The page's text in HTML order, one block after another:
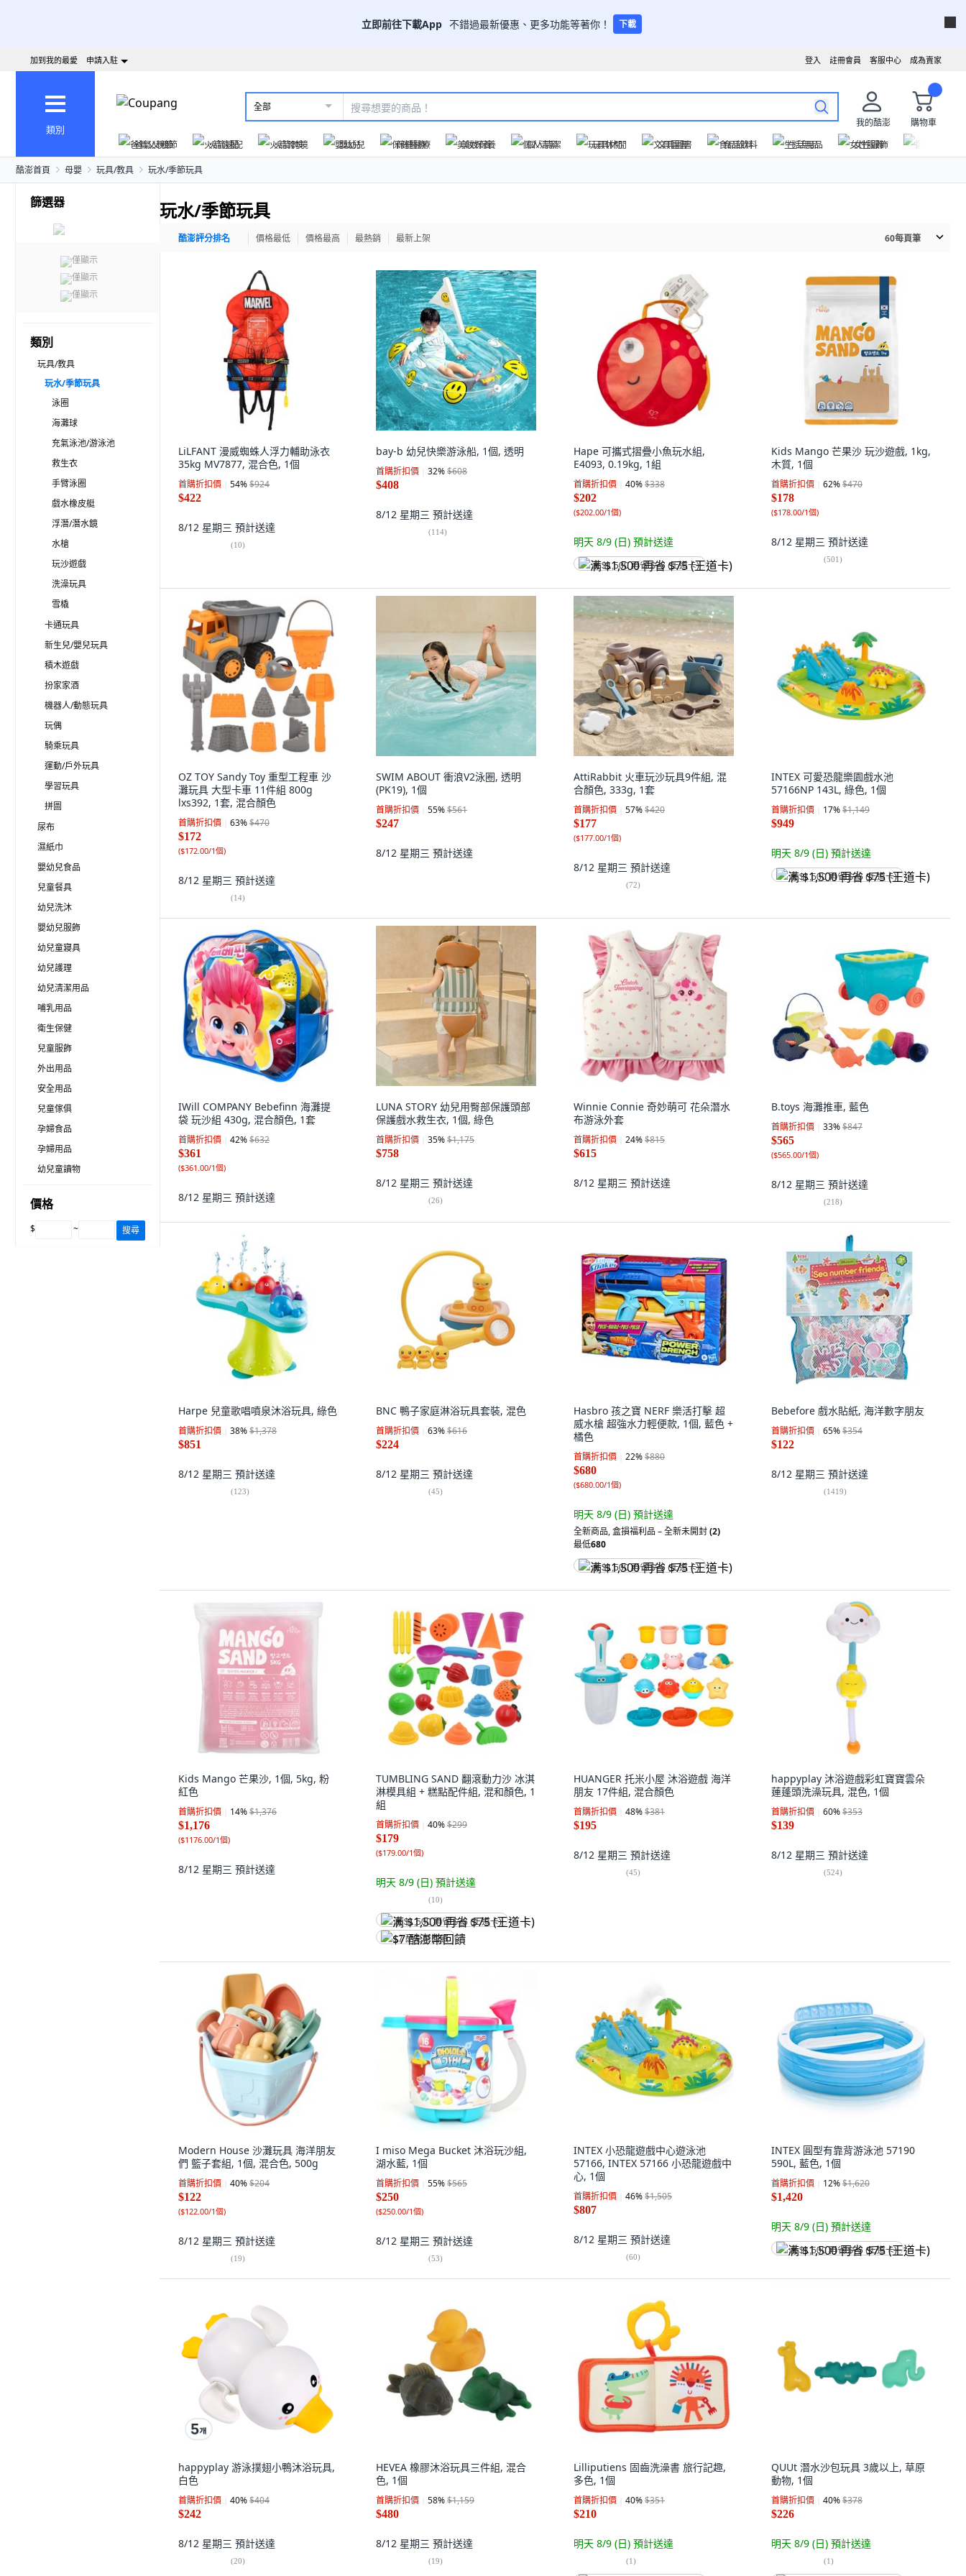
立即前往下載App 不錯過最新優惠、更多功能等著你！ 下載
成為賣家
客服中心
註冊會員
登入
加到我的最愛 申請入駐
類別
全部
我的酷澎
購物車
爸氣父親節
火箭速配 火箭跨境 嬰幼兒 保健醫療 美妝保養 個人清潔 玩具休閒 文具圖書 食品飲料 生活用品 女性服飾
酷澎首頁 母嬰 玩具/教具 玩水/季節玩具
篩選器
僅顯示
僅顯示
僅顯示
類別
玩具/教具
玩水/季節玩具
泳圈
海灘球
充氣泳池/游泳池
救生衣
手臂泳圈
戲水橡皮艇
浮潛/潛水鏡
水槍
玩沙遊戲
洗澡玩具
雪橇
卡通玩具
新生兒/嬰兒玩具
積木遊戲
扮家家酒
機器人/動態玩具
玩偶
騎乘玩具
運動/戶外玩具
學習玩具
拼圖
尿布
濕紙巾
嬰幼兒食品
兒童餐具
幼兒洗沐
嬰幼兒服飾
幼兒童寢具
幼兒護理
幼兒清潔用品
哺乳用品
衛生保健
兒童服飾
外出用品
安全用品
兒童傢俱
孕婦食品
孕婦用品
幼兒童讀物
價格
$ ~ 搜尋
玩水/季節玩具
酷澎評分排名 價格最低 價格最高 最熱銷 最新上架 60每頁筆
LiLFANT 漫威蜘蛛人浮力輔助泳衣
35kg MV7877, 混合色, 1個
首購折扣價 54%$924
$422
8/12 星期三 預計送達
(10)
bay-b 幼兒快樂游泳船, 1個, 透明
首購折扣價 32%$608
$408
8/12 星期三 預計送達
(114)
Hape 可攜式摺疊小魚玩水組,
E4093, 0.19kg, 1組
首購折扣價 40%$338
$202
($202.00/1個)
明天 8/9 (日) 預計送達
满 $1,500 再省 $75 (王道卡)
Kids Mango 芒果沙 玩沙遊戲, 1kg,
木質, 1個
首購折扣價 62%$470
$178
($178.00/1個)
8/12 星期三 預計送達
(501)
OZ TOY Sandy Toy 重型工程車 沙
灘玩具 大型卡車 11件組 800g
lxs392, 1套, 混合顏色
首購折扣價 63%$470
$172
($172.00/1個)
8/12 星期三 預計送達
(14)
SWIM ABOUT 衝浪V2泳圈, 透明
(PK19), 1個
首購折扣價 55%$561
$247
8/12 星期三 預計送達
AttiRabbit 火車玩沙玩具9件組, 混
合顏色, 333g, 1套
首購折扣價 57%$420
$177
($177.00/1個)
8/12 星期三 預計送達
(72)
INTEX 可愛恐龍樂園戲水池
57166NP 143L, 綠色, 1個
首購折扣價 17%$1,149
$949
明天 8/9 (日) 預計送達
满 $1,500 再省 $75 (王道卡)
IWill COMPANY Bebefinn 海灘提
袋 玩沙組 430g, 混合顏色, 1套
首購折扣價 42%$632
$361
($361.00/1個)
8/12 星期三 預計送達
LUNA STORY 幼兒用臀部保護頭部
保護戲水救生衣, 1個, 綠色
首購折扣價 35%$1,175
$758
8/12 星期三 預計送達
(26)
Winnie Connie 奇妙萌可 花朵潛水
布游泳外套
首購折扣價 24%$815
$615
8/12 星期三 預計送達
B.toys 海灘推車, 藍色
首購折扣價 33%$847
$565
($565.00/1個)
8/12 星期三 預計送達
(218)
Harpe 兒童歌唱噴泉沐浴玩具, 綠色
首購折扣價 38%$1,378
$851
8/12 星期三 預計送達
(123)
BNC 鴨子家庭淋浴玩具套裝, 混色
首購折扣價 63%$616
$224
8/12 星期三 預計送達
(45)
Hasbro 孩之寶 NERF 樂活打擊 超
威水槍 超強水力輕便款, 1個, 藍色 +
橘色
首購折扣價 22%$880
$680
($680.00/1個)
明天 8/9 (日) 預計送達
全新商品,盒損福利品 – 全新未開封(2)
最低680
满 $1,500 再省 $75 (王道卡)
Bebefore 戲水貼紙, 海洋數字朋友
首購折扣價 65%$354
$122
8/12 星期三 預計送達
(1419)
Kids Mango 芒果沙, 1個, 5kg, 粉
紅色
首購折扣價 14%$1,376
$1,176
($1176.00/1個)
8/12 星期三 預計送達
TUMBLING SAND 翻滾動力沙 冰淇
淋模具組 + 糕點配件組, 混和顏色, 1
組
首購折扣價 40%$299
$179
($179.00/1個)
明天 8/9 (日) 預計送達
(10)
满 $1,500 再省 $75 (王道卡)
$7 酷澎幣回饋
HUANGER 托米小屋 沐浴遊戲 海洋
朋友 17件組, 混合顏色
首購折扣價 48%$381
$195
8/12 星期三 預計送達
(45)
happyplay 沐浴遊戲彩虹寶寶雲朵
蓮蓬頭洗澡玩具, 混色, 1個
首購折扣價 60%$353
$139
8/12 星期三 預計送達
(524)
Modern House 沙灘玩具 海洋朋友
們 籃子套組, 1個, 混合色, 500g
首購折扣價 40%$204
$122
($122.00/1個)
8/12 星期三 預計送達
(19)
I miso Mega Bucket 沐浴玩沙組,
湖水藍, 1個
首購折扣價 55%$565
$250
($250.00/1個)
8/12 星期三 預計送達
(53)
INTEX 小恐龍遊戲中心遊泳池
57166, INTEX 57166 小恐龍遊戲中
心, 1個
首購折扣價 46%$1,505
$807
8/12 星期三 預計送達
(60)
INTEX 圓型有靠背游泳池 57190
590L, 藍色, 1個
首購折扣價 12%$1,620
$1,420
明天 8/9 (日) 預計送達
满 $1,500 再省 $75 (王道卡)
happyplay 游泳撲翅小鴨沐浴玩具,
白色
首購折扣價 40%$404
$242
8/12 星期三 預計送達
(20)
HEVEA 橡膠沐浴玩具三件組, 混合
色, 1個
首購折扣價 58%$1,159
$480
8/12 星期三 預計送達
(19)
Lilliputiens 固齒洗澡書 旅行記趣,
多色, 1個
首購折扣價 40%$351
$210
明天 8/9 (日) 預計送達
(1)
QUUt 潛水沙包玩具 3歲以上, 草原
動物, 1個
首購折扣價 40%$378
$226
明天 8/9 (日) 預計送達
(1)